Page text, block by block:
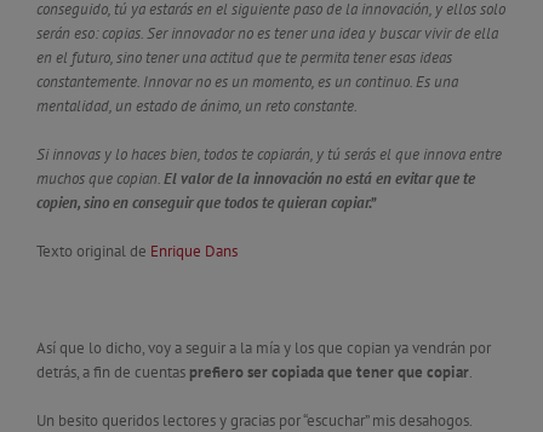
conseguido, tú ya estarás en el siguiente paso de la innovación, y ellos solo
serán eso: copias. Ser innovador no es tener una idea y buscar vivir de ella
en el futuro, sino tener una actitud que te permita tener esas ideas
constantemente. Innovar no es un momento, es un continuo. Es una
mentalidad, un estado de ánimo, un reto constante.
Si innovas y lo haces bien, todos te copiarán, y tú serás el que innova entre
muchos que copian.El valor de la innovación no está en evitar que te
copien, sino en conseguir que todos te quieran copiar.”
Texto original de Enrique Dans
Así que lo dicho, voy a seguir a la mía y los que copian ya vendrán por
detrás, a fin de cuentas prefiero ser copiada que tener que copiar.
Un besito queridos lectores y gracias por “escuchar” mis desahogos.